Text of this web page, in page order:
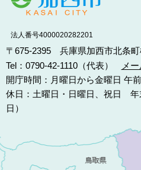
法人番号4000020282201
〒675-2395 兵庫県加西市北条町
Tel：0790-42-1110（代表）
メ
開庁時間：月曜日から金曜日 午
休日：土曜日・日曜日、祝日 年
日）